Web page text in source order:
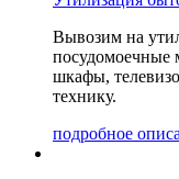
Вывозим на
посудомоечные
шкафы,
технику.
подробное